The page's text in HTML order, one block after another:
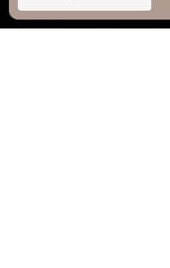
Каталог Поиск